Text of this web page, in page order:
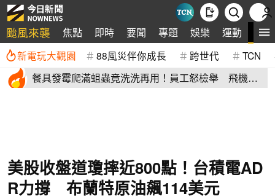
颱風來襲 焦點 即時 要聞 專題 娛樂 運動 全
新電玩大觀園 88風災伴你成長 跨世代 TCN
餐具發霉爬滿蛆蟲竟洗洗再用！員工怒檢舉 飛機餐
美股收盤道瓊摔近800點！台積電AD
R力撐 布蘭特原油飆114美元